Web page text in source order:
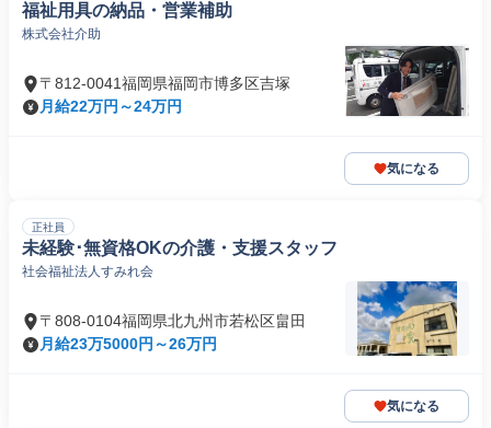
福祉用具の納品・営業補助
株式会社介助
〒812-0041福岡県福岡市博多区吉塚
月給22万円～24万円
気になる
正社員
未経験･無資格OKの介護・⽀援スタッフ
社会福祉法人すみれ会
〒808-0104福岡県北九州市若松区畠田
月給23万5000円～26万円
気になる